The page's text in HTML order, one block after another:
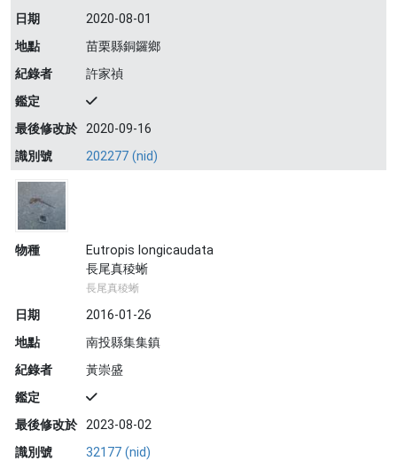
日期
2020-08-01
地點
苗栗縣銅鑼鄉
紀錄者
許家禎
鑑定
最後修改於 2020-09-16
識別號
202277 (nid)
物種
Eutropis longicaudata
長尾真稜蜥
長尾真稜蜥
日期
2016-01-26
地點
南投縣集集鎮
紀錄者
黃崇盛
鑑定
最後修改於 2023-08-02
識別號
32177 (nid)